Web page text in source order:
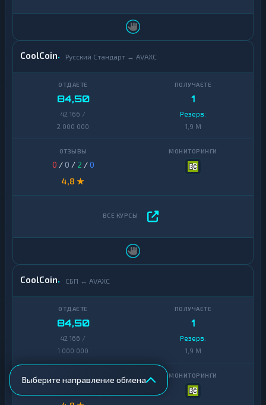
CoolCoin Русский Стандарт ↔ AVAXC
84,50
42 166 /
2 000 000
1
Резерв:
1,9 M
0 / 0 / 2 /0
4,8 ★
CoolCoin СБП ↔ AVAXC
84,50
42 166 /
1 000 000
1
Резерв:
1,9 M
Выберите направление обмена